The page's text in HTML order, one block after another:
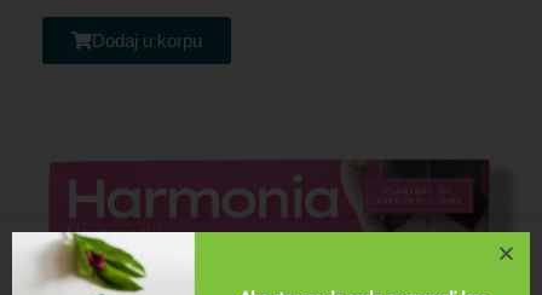
Dodaj u korpu